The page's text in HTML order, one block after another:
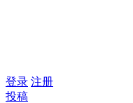
登录 注册
投稿